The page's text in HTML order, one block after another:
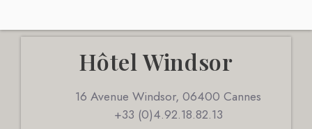
Hôtel Windsor
16 Avenue Windsor, 06400 Cannes
+33 (0)4.92.18.82.13